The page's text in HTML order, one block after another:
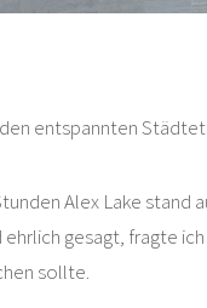
entspannten
Alex Lake stand
ehrlich gesagt, fragte
sollte.